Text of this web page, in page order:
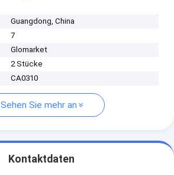
Guangdong, China
7
Glomarket
2 Stücke
CA0310
Sehen Sie mehr an
Kontaktdaten